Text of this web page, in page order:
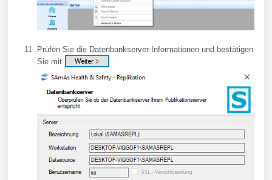
Prüfen Sie die Datenbankserver-Informationen und bestätigen
Sie mit